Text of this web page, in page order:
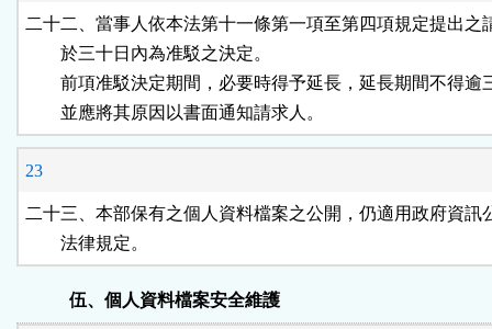
二十二、當事人依本法第十一條第一項至第四項規定提出之
        於三十日內為准駁之決定。
前項准駁決定期間，必要時得予延長，延長期間不得逾
        並應將其原因以書面通知請求人。
23
二十三、本部保有之個人資料檔案之公開，仍適用政府資訊
        法律規定。
伍、個人資料檔案安全維護